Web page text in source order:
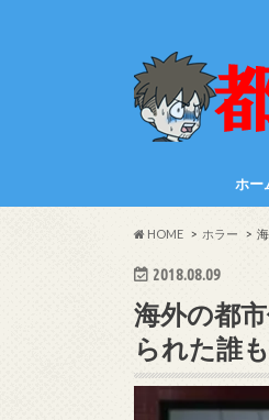
ホー
HOME ホラー
2018.08.09
海外の都
られた誰